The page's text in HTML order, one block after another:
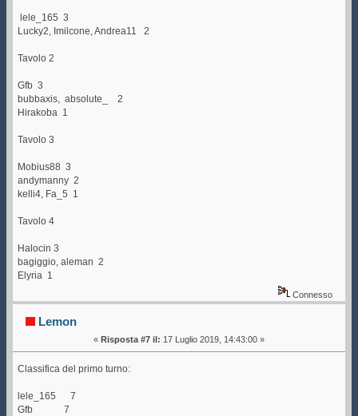
lele_165 3
Lucky2, Imilcone, Andrea11 2
Tavolo 2
Gfb 3
bubbaxis, absolute_ 2
Hirakoba 1
Tavolo 3
Mobius88 3
andymanny 2
kelli4, Fa_5 1
Tavolo 4
Halocin 3
bagiggio, aleman 2
Elyria 1
Connesso
Lemon
« Risposta #7 il: 17 Luglio 2019, 14:43:00 »
Classifica del primo turno:
lele_165 7
Gfb 7